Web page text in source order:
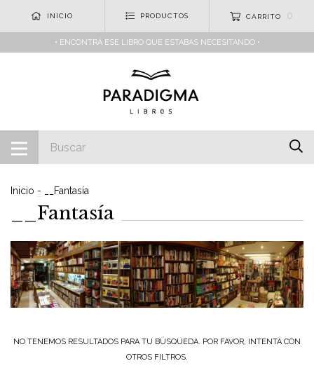
INICIO PRODUCTOS CARRITO 0
• ENCONTRÁ ESE LIBRO QUE ESTABAS NECESITANDO •
Inicio - __Fantasía
__Fantasía
NO TENEMOS RESULTADOS PARA TU BÚSQUEDA. POR FAVOR, INTENTÁ CON
OTROS FILTROS.